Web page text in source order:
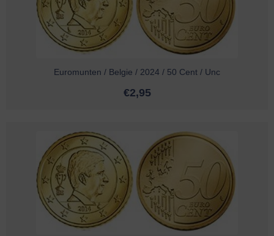
Euromunten / Belgie / 2024 / 50 Cent / Unc
€2,95